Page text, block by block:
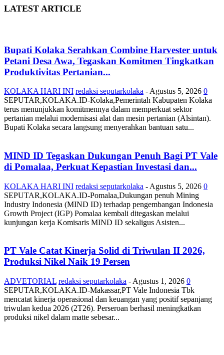
LATEST ARTICLE
Bupati Kolaka Serahkan Combine Harvester untuk
Petani Desa Awa, Tegaskan Komitmen Tingkatkan
Produktivitas Pertanian...
KOLAKA HARI INI redaksi seputarkolaka - Agustus 5, 2026 0
SEPUTAR,KOLAKA.ID-Kolaka,Pemerintah Kabupaten Kolaka
terus menunjukkan komitmennya dalam memperkuat sektor
pertanian melalui modernisasi alat dan mesin pertanian (Alsintan).
Bupati Kolaka secara langsung menyerahkan bantuan satu...
MIND ID Tegaskan Dukungan Penuh Bagi PT Vale
di Pomalaa, Perkuat Kepastian Investasi dan...
KOLAKA HARI INI redaksi seputarkolaka - Agustus 5, 2026 0
SEPUTAR,KOLAKA.ID-Pomalaa,Dukungan penuh Mining
Industry Indonesia (MIND ID) terhadap pengembangan Indonesia
Growth Project (IGP) Pomalaa kembali ditegaskan melalui
kunjungan kerja Komisaris MIND ID sekaligus Asisten...
PT Vale Catat Kinerja Solid di Triwulan II 2026,
Produksi Nikel Naik 19 Persen
ADVETORIAL redaksi seputarkolaka - Agustus 1, 2026 0
SEPUTAR,KOLAKA.ID-Makassar,PT Vale Indonesia Tbk
mencatat kinerja operasional dan keuangan yang positif sepanjang
triwulan kedua 2026 (2T26). Perseroan berhasil meningkatkan
produksi nikel dalam matte sebesar...